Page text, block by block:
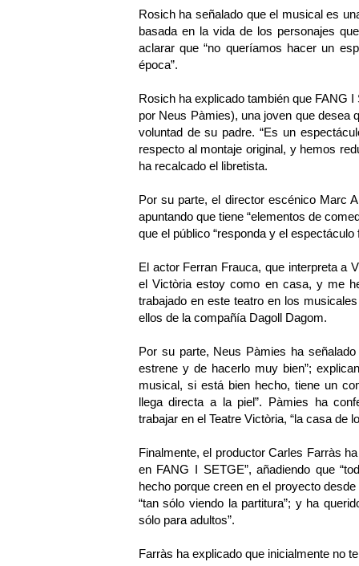
Rosich ha señalado que el musical es
basada en la vida de los personajes
aclarar que “no queríamos hacer un
época”.
Rosich ha explicado también que FANG
por Neus Pàmies), una joven que desea
voluntad de su padre. “Es un
respecto al montaje original, y hemos
ha recalcado el libretista.
Por su parte, el director escénico Marc
apuntando que tiene “elementos de
que el público “responda y el espectáculo
El actor Ferran Frauca, que interpreta a
el Victòria estoy como en casa, y me
trabajado en este teatro en los
ellos de la compañía Dagoll Dagom.
Por su parte, Neus Pàmies ha
estrene y de hacerlo muy bien”;
musical, si está bien hecho, tiene un
llega directa a la piel”. Pàmies ha
trabajar en el Teatre Victòria, “la casa de
Finalmente, el productor Carles Farràs
en FANG I SETGE”, añadiendo que
hecho porque creen en el proyecto
“tan sólo viendo la partitura”; y ha
sólo para adultos”.
Farràs ha explicado que inicialmente no